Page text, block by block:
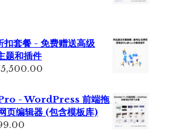
扣套餐 - 免费赠送高级
和插件
。
5,500.00
价
格
为：
- WordPress 前端拖
页编辑器 (包含模板库)